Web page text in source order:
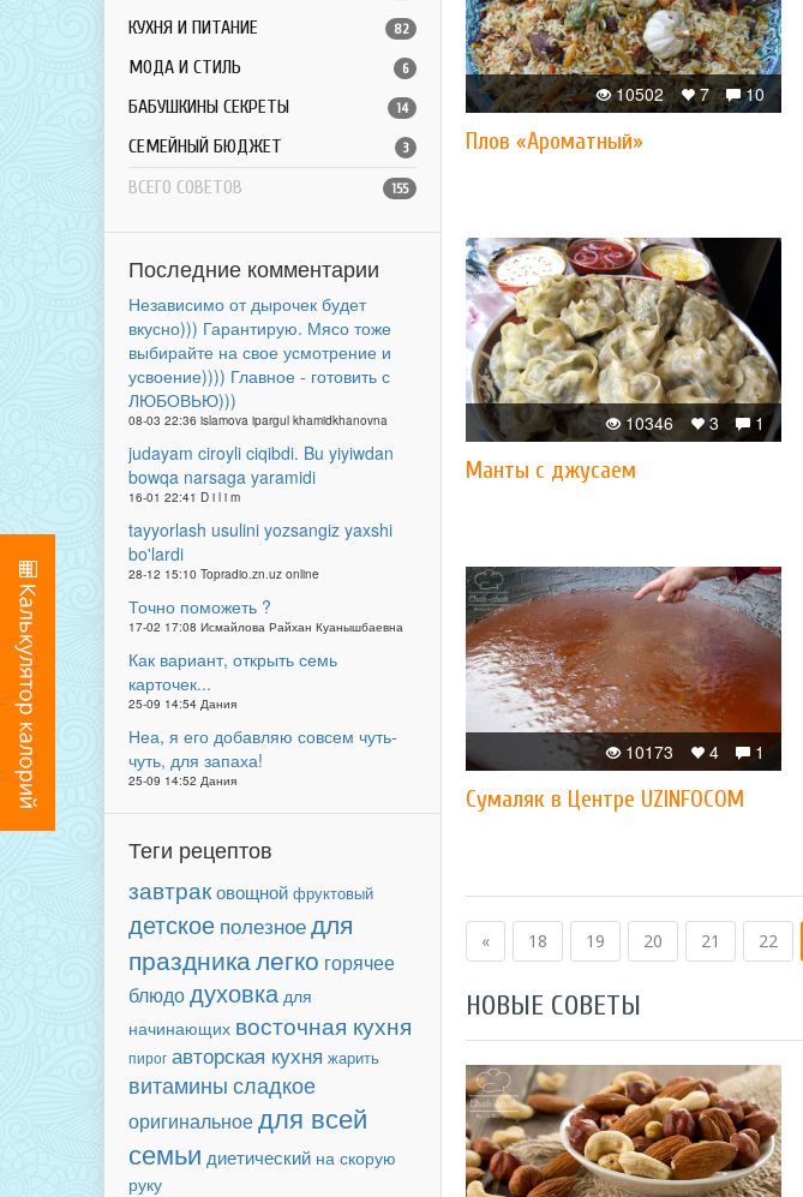
КУХНЯ И ПИТАНИЕ 82
МОДА И СТИЛЬ 6
БАБУШКИНЫ СЕКРЕТЫ 14
СЕМЕЙНЫЙ БЮДЖЕТ 3
ВСЕГО СОВЕТОВ 155
Последние комментарии
Независимо от дырочек будет
вкусно))) Гарантирую. Мясо тоже
выбирайте на свое усмотрение и
усвоение)))) Главное - готовить с
ЛЮБОВЬЮ)))
08-03 22:36 islamova ipargul khamidkhanovna
judayam ciroyli ciqibdi. Bu yiyiwdan
bowqa narsaga yaramidi
16-01 22:41 D i l i m
tayyorlash usulini yozsangiz yaxshi
bo'lardi
28-12 15:10 Topradio.zn.uz online
Точно поможеть ?
17-02 17:08 Исмайлова Райхан Куанышбаевна
Как вариант, открыть семь
карточек...
25-09 14:54 Дания
Неа, я его добавляю совсем чуть-
чуть, для запаха!
25-09 14:52 Дания
Теги рецептов
завтраковощной фруктовый
детское полезноедля
праздникалегко горячее
блюдодуховка для
начинающих восточная кухня
пирог авторская кухня жарить
витамины сладкое
оригинальноедля всей
семьи диетический на скорую
руку
10
7
10502
Плов «Ароматный»
1
3
10346
Манты с джусаем
1
4
10173
Сумаляк в Центре UZINFOCOM
« 18 19 20 21 22
НОВЫЕ СОВЕТЫ